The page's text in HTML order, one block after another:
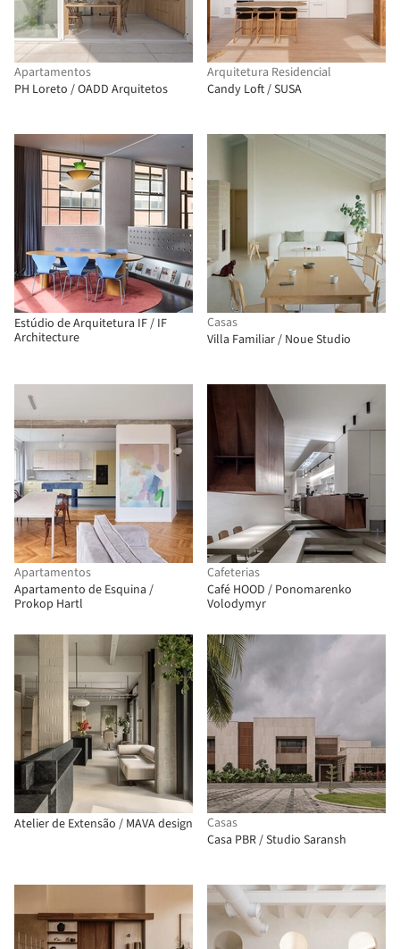
Apartamentos
PH Loreto / OADD Arquitetos
Arquitetura Residencial
Candy Loft / SUSA
Estúdio de Arquitetura IF / IF
Architecture
Casas
Villa Familiar / Noue Studio
Apartamentos
Apartamento de Esquina /
Prokop Hartl
Cafeterias
Café HOOD / Ponomarenko
Volodymyr
Atelier de Extensão / MAVA design
Casas
Casa PBR / Studio Saransh